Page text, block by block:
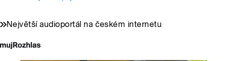
Největší audioportál na českém internetu